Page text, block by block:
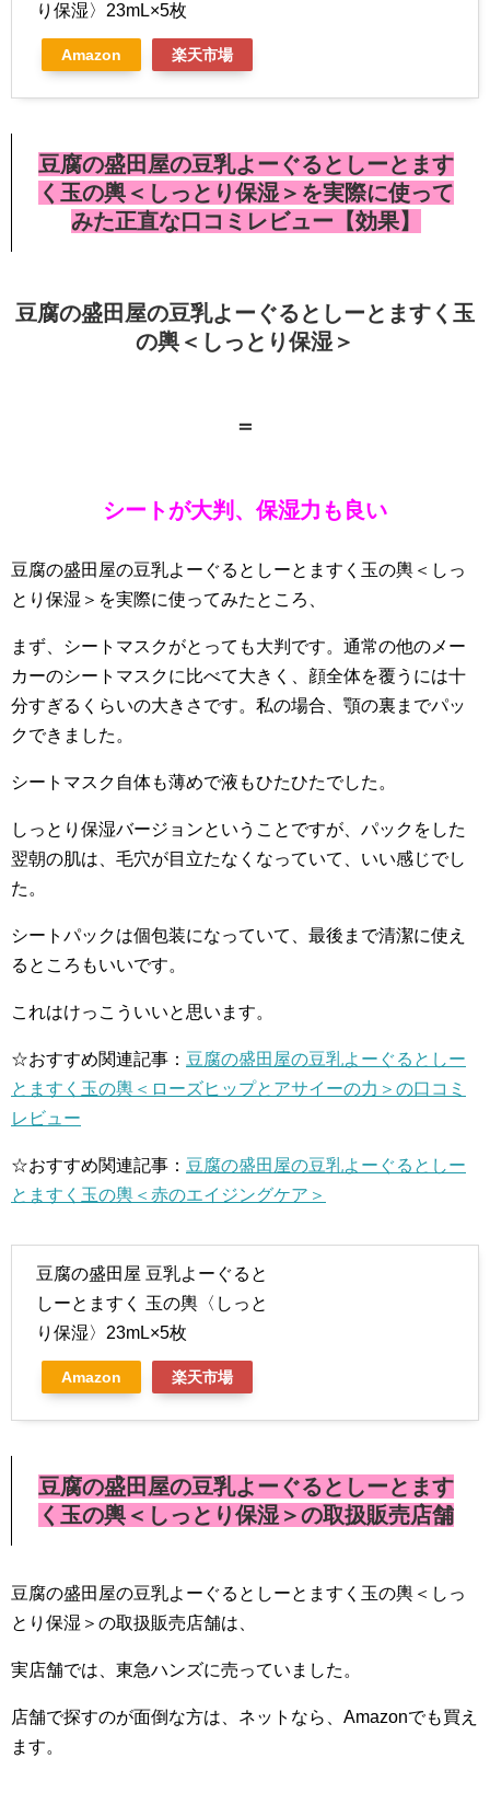
り保湿〉23mL×5枚
Amazon 楽天市場
豆腐の盛田屋の豆乳よーぐるとしーとます
く玉の輿＜しっとり保湿＞を実際に使って
みた正直な口コミレビュー【効果】
豆腐の盛田屋の豆乳よーぐるとしーとますく玉
の輿＜しっとり保湿＞
＝
シートが大判、保湿力も良い
豆腐の盛田屋の豆乳よーぐるとしーとますく玉の輿＜しっ
とり保湿＞を実際に使ってみたところ、
まず、シートマスクがとっても大判です。通常の他のメー
カーのシートマスクに比べて大きく、顔全体を覆うには十
分すぎるくらいの大きさです。私の場合、顎の裏までパッ
クできました。
シートマスク自体も薄めで液もひたひたでした。
しっとり保湿バージョンということですが、パックをした
翌朝の肌は、毛穴が目立たなくなっていて、いい感じでし
た。
シートパックは個包装になっていて、最後まで清潔に使え
るところもいいです。
これはけっこういいと思います。
☆おすすめ関連記事： 豆腐の盛田屋の豆乳よーぐるとしー
とますく玉の輿＜ローズヒップとアサイーの力＞の口コミ
レビュー
☆おすすめ関連記事： 豆腐の盛田屋の豆乳よーぐるとしー
とますく玉の輿＜赤のエイジングケア＞
豆腐の盛田屋 豆乳よーぐると
しーとますく 玉の輿〈しっと
り保湿〉23mL×5枚
Amazon 楽天市場
豆腐の盛田屋の豆乳よーぐるとしーとます
く玉の輿＜しっとり保湿＞の取扱販売店舗
豆腐の盛田屋の豆乳よーぐるとしーとますく玉の輿＜しっ
とり保湿＞の取扱販売店舗は、
実店舗では、東急ハンズに売っていました。
店舗で探すのが面倒な方は、ネットなら、Amazonでも買え
ます。